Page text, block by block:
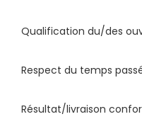
Qualification du/des
Respect du temps
Résultat/livraison